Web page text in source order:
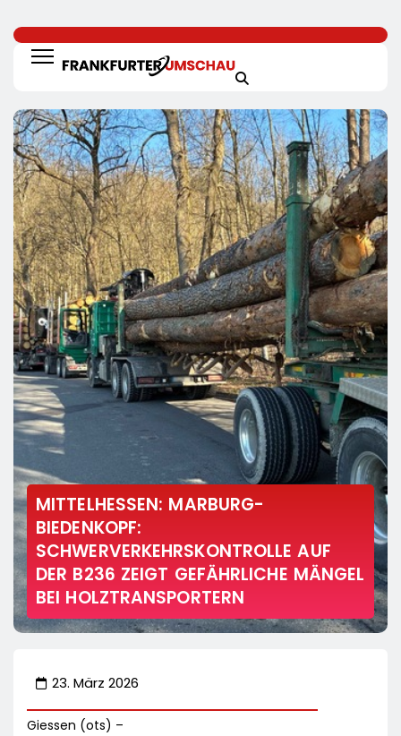
MITTELHESSEN: MARBURG-
BIEDENKOPF:
SCHWERVERKEHRSKONTROLLE AUF
DER B236 ZEIGT GEFÄHRLICHE MÄNGEL
BEI HOLZTRANSPORTERN
23. März 2026
Giessen (ots) –